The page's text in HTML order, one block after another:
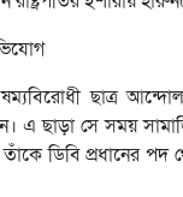
ছাত্র
এ ছাড়া সে সময়
ডিবি প্রধানের